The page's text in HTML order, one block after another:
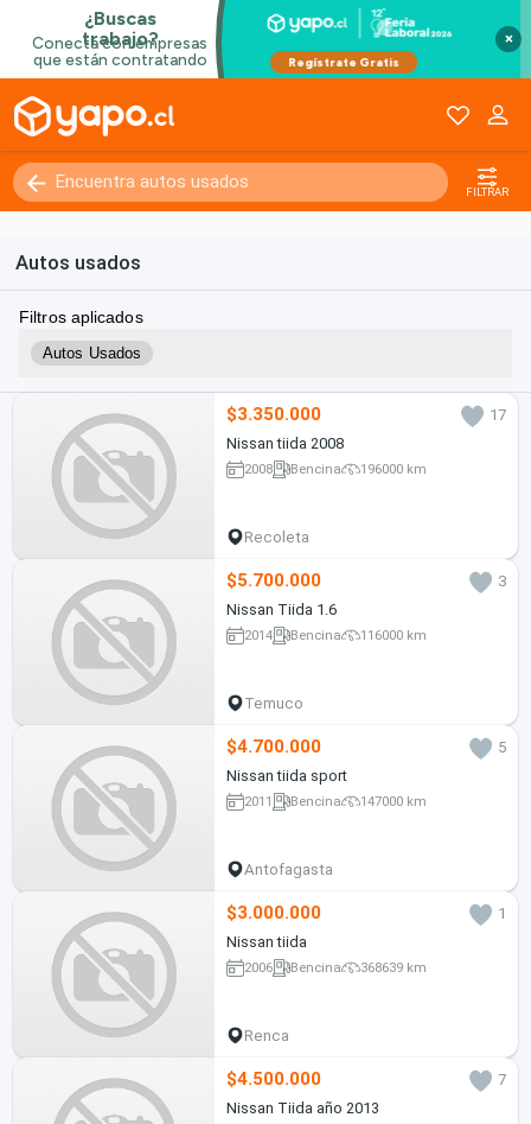
×
FILTRAR
Autos usados
Filtros aplicados
Autos Usados
$3.350.000
17
Nissan tiida 2008
2008 Bencina 196000 km
Recoleta
$5.700.000
3
Nissan Tiida 1.6
2014 Bencina 116000 km
Temuco
$4.700.000
5
Nissan tiida sport
2011 Bencina 147000 km
Antofagasta
$3.000.000
1
Nissan tiida
2006 Bencina 368639 km
Renca
$4.500.000
7
Nissan Tiida año 2013